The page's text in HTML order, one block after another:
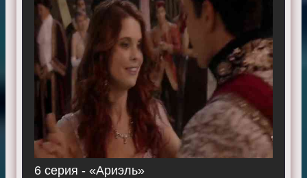
6 серия - «Ариэль»